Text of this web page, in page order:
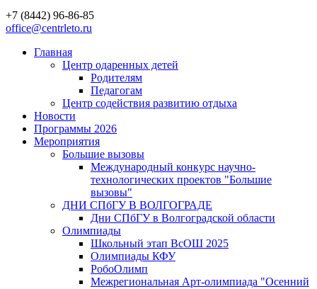
+7 (8442) 96-86-85
office@centrleto.ru
Главная
Центр одаренных детей
Родителям
Педагогам
Центр содействия развитию отдыха
Новости
Программы 2026
Мероприятия
Большие вызовы
Международный конкурс научно-
технологических проектов "Большие
вызовы"
ДНИ СПбГУ В ВОЛГОГРАДЕ
Дни СПбГУ в Волгоградской области
Олимпиады
Школьный этап ВсОШ 2025
Олимпиады КФУ
РобоОлимп
Межрегиональная Арт-олимпиада "Осенний